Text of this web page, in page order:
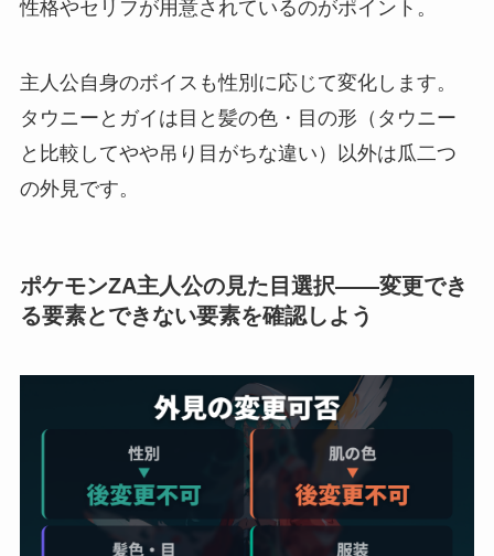
性格やセリフが用意されているのがポイント。
主人公自身のボイスも性別に応じて変化します。
タウニーとガイは目と髪の色・目の形（タウニー
と比較してやや吊り目がちな違い）以外は瓜二つ
の外見です。
ポケモンZA主人公の見た目選択——変更でき
る要素とできない要素を確認しよう